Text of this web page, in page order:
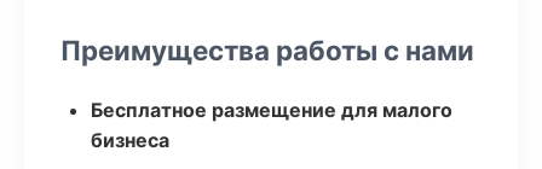
Преимущества работы с нами
Бесплатное размещение для малого
бизнеса